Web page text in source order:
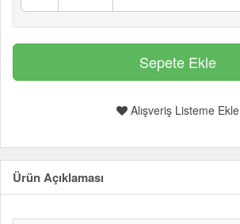
Alışveriş Listeme Ekle
Ürün Açıklaması